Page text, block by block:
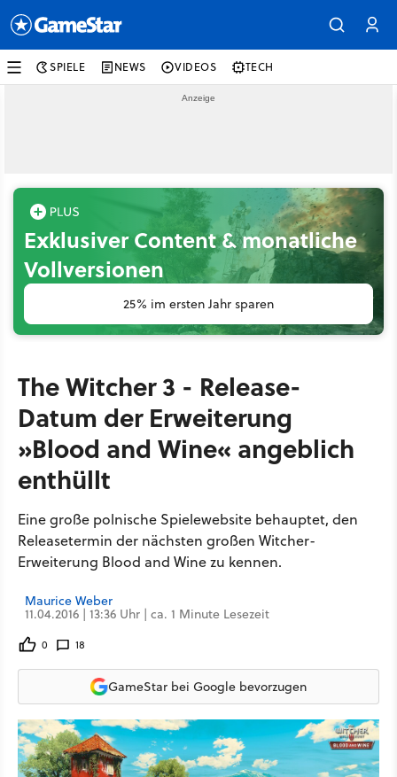
SPIELE NEWS VIDEOS TECH
Exklusiver Content & monatliche
Vollversionen
25% im ersten Jahr sparen
The Witcher 3 - Release-
Datum der Erweiterung
»Blood and Wine« angeblich
enthüllt
Eine große polnische Spielewebsite behauptet, den
Releasetermin der nächsten großen Witcher-
Erweiterung Blood and Wine zu kennen.
Maurice Weber
11.04.2016 | 13:36 Uhr | ca. 1 Minute Lesezeit
0 18
GameStar bei Google bevorzugen